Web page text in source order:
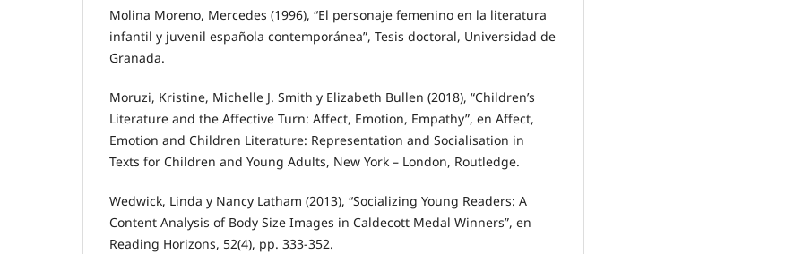
Molina Moreno, Mercedes (1996), “El personaje femenino en la literatura
infantil y juvenil española contemporánea”, Tesis doctoral, Universidad de
Granada.
Moruzi, Kristine, Michelle J. Smith y Elizabeth Bullen (2018), “Children’s
Literature and the Affective Turn: Affect, Emotion, Empathy”, en Affect,
Emotion and Children Literature: Representation and Socialisation in
Texts for Children and Young Adults, New York – London, Routledge.
Wedwick, Linda y Nancy Latham (2013), “Socializing Young Readers: A
Content Analysis of Body Size Images in Caldecott Medal Winners”, en
Reading Horizons, 52(4), pp. 333-352.